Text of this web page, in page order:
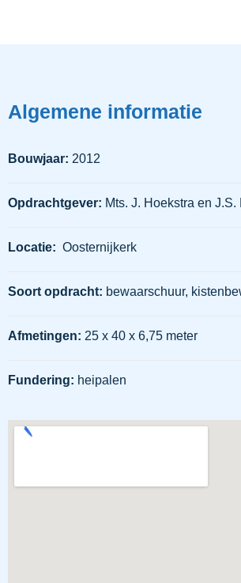
Algemene informatie
Bouwjaar: 2012
Opdrachtgever: Mts. J. Hoekstra en J.S.
Locatie: Oosternijkerk
Soort opdracht: bewaarschuur,
Afmetingen: 25 x 40 x 6,75 meter
Fundering: heipalen